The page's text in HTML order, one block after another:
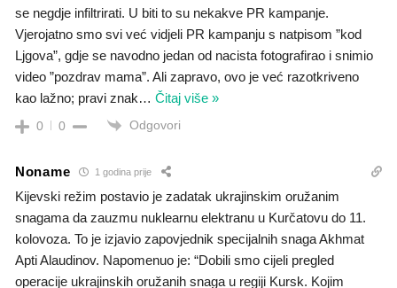
se negdje infiltrirati. U biti to su nekakve PR kampanje.
Vjerojatno smo svi već vidjeli PR kampanju s natpisom ”kod
Ljgova”, gdje se navodno jedan od nacista fotografirao i snimio
video ”pozdrav mama”. Ali zapravo, ovo je već razotkriveno
kao lažno; pravi znak… Čitaj više »
0 0 Odgovori
Noname 1 godina prije
Kijevski režim postavio je zadatak ukrajinskim oružanim
snagama da zauzmu nuklearnu elektranu u Kurčatovu do 11.
kolovoza. To je izjavio zapovjednik specijalnih snaga Akhmat
Apti Alaudinov. Napomenuo je: “Dobili smo cijeli pregled
operacije ukrajinskih oružanih snaga u regiji Kursk. Kojim